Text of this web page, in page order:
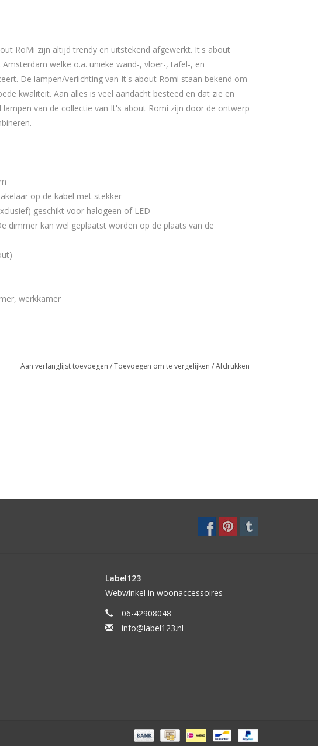
RoMi zijn altijd trendy en uitstekend afgewerkt. It's about
welke o.a. unieke wand-, vloer-, tafel-, en
De lampen/verlichting van It's about Romi staan bekend om
kwaliteit. Aan alles is veel aandacht besteed en dat zie en
van de collectie van It's about Romi zijn door de ontwerp
op de kabel met stekker
geschikt voor halogeen of LED
dimmer kan wel geplaatst worden op de plaats van de
werkkamer
life A'dam) en natuur
industrieel interieur
kwaliteit waarvan je jaren plezier hebt!
Aan verlanglijst toevoegen /Toevoegen om te vergelijken /Afdrukken
Label123
Webwinkel in woonaccessoires
06-42908048
info@label123.nl